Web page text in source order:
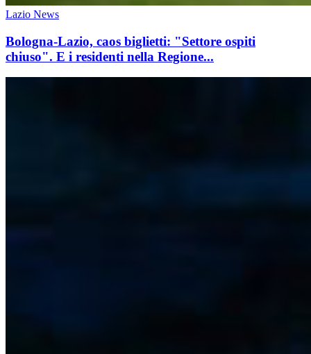
Lazio News
Bologna-Lazio, caos biglietti: "Settore ospiti
chiuso". E i residenti nella Regione...